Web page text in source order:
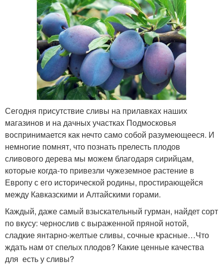
Сегодня присутствие сливы на прилавках наших
магазинов и на дачных участках Подмосковья
воспринимается как нечто само собой разумеющееся. И
немногие помнят, что познать прелесть плодов
сливового дерева мы можем благодаря сирийцам,
которые когда-то привезли чужеземное растение в
Европу с его исторической родины, простирающейся
между Кавказскими и Алтайскими горами.
Каждый, даже самый взыскательный гурман, найдет сорт
по вкусу: чернослив с выраженной пряной нотой,
сладкие янтарно-желтые сливы, сочные красные…Что
ждать нам от спелых плодов? Какие ценные качества
для есть у сливы?